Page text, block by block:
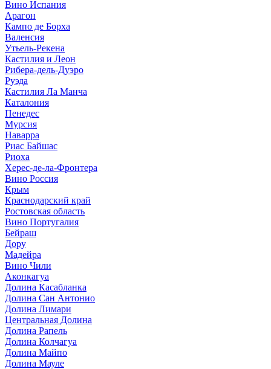
Вино Испания
Арагон
Кампо де Борха
Валенсия
Утьель-Рекена
Кастилия и Леон
Рибера-дель-Дуэро
Руэда
Кастилия Ла Манча
Каталония
Пенедес
Мурсия
Наварра
Риас Байшас
Риоха
Херес-де-ла-Фронтера
Вино Россия
Крым
Краснодарский край
Ростовская область
Вино Португалия
Бейраш
Дору
Мадейра
Вино Чили
Аконкагуа
Долина Касабланка
Долина Сан Антонио
Долина Лимари
Центральная Долина
Долина Рапель
Долина Колчагуа
Долина Майпо
Долина Мауле